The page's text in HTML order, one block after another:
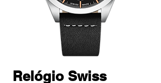
Relógio Swiss